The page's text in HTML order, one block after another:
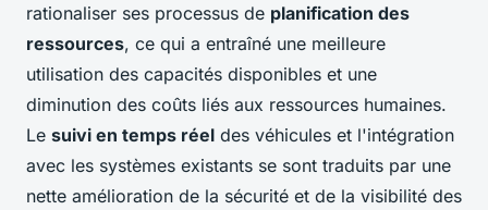
rationaliser ses processus de planification des
ressources, ce qui a entraîné une meilleure
utilisation des capacités disponibles et une
diminution des coûts liés aux ressources humaines.
Le suivi en temps réel des véhicules et l'intégration
avec les systèmes existants se sont traduits par une
nette amélioration de la sécurité et de la visibilité des